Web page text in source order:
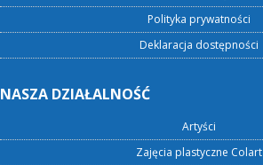
Polityka prywatności
Deklaracja dostępności
NASZA DZIAŁALNOŚĆ
Artyści
Zajęcia plastyczne Colart